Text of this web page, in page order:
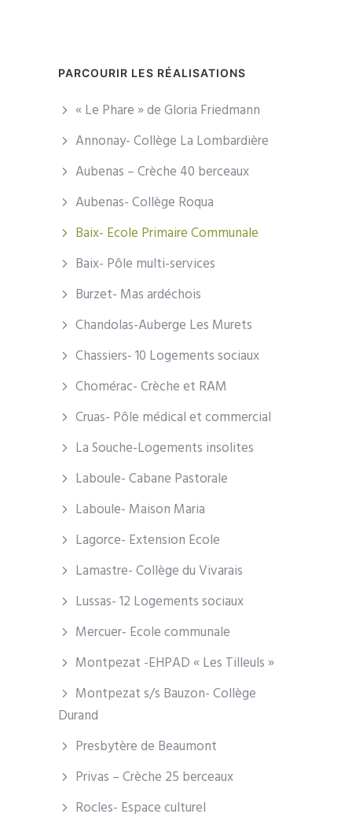
PARCOURIR LES RÉALISATIONS
« Le Phare » de Gloria Friedmann
Annonay- Collège La Lombardière
Aubenas – Crèche 40 berceaux
Aubenas- Collège Roqua
Baix- Ecole Primaire Communale
Baix- Pôle multi-services
Burzet- Mas ardéchois
Chandolas-Auberge Les Murets
Chassiers- 10 Logements sociaux
Chomérac- Crèche et RAM
Cruas- Pôle médical et commercial
La Souche-Logements insolites
Laboule- Cabane Pastorale
Laboule- Maison Maria
Lagorce- Extension Ecole
Lamastre- Collège du Vivarais
Lussas- 12 Logements sociaux
Mercuer- Ecole communale
Montpezat -EHPAD « Les Tilleuls »
Montpezat s/s Bauzon- Collège
Durand
Presbytère de Beaumont
Privas – Crèche 25 berceaux
Rocles- Espace culturel